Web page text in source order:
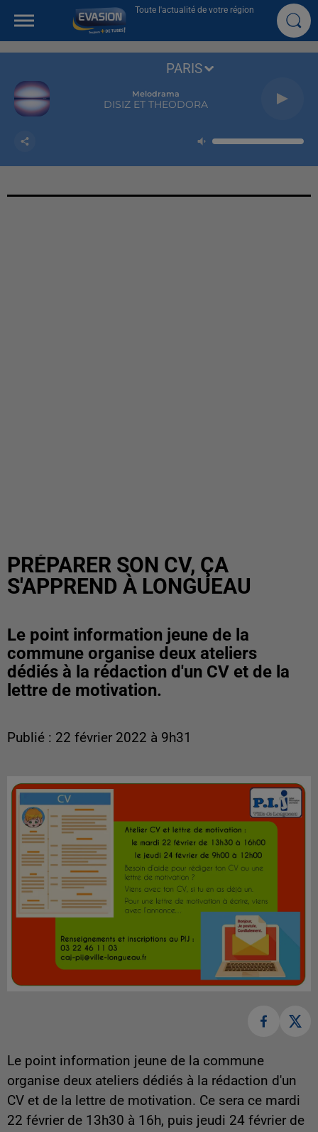
Toute l'actualité de votre région
Melodrama
DISIZ ET THEODORA
PARIS
PRÉPARER SON CV, ÇA
S'APPREND À LONGUEAU
Le point information jeune de la
commune organise deux ateliers
dédiés à la rédaction d'un CV et de la
lettre de motivation.
Publié : 22 février 2022 à 9h31
Le point information jeune de la commune
organise deux ateliers dédiés à la rédaction d'un
CV et de la lettre de motivation. Ce sera ce mardi
22 février de 13h30 à 16h, puis jeudi 24 février de